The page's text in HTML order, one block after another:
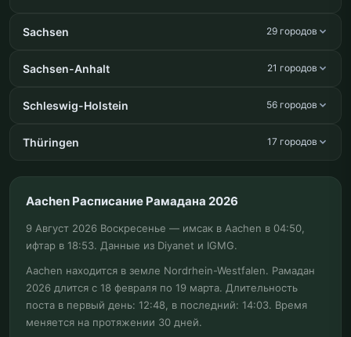
Sachsen 29 городов
Sachsen-Anhalt 21 городов
Schleswig-Holstein 56 городов
Thüringen 17 городов
Aachen Расписание Рамадана 2026
9 Август 2026 Воскресенье — имсак в Aachen в 04:50,
ифтар в 18:53. Данные из Diyanet и IGMG.
Aachen находится в земле Nordrhein-Westfalen. Рамадан
2026 длится с 18 февраля по 19 марта. Длительность
поста в первый день: 12:48, в последний: 14:03. Время
меняется на протяжении 30 дней.